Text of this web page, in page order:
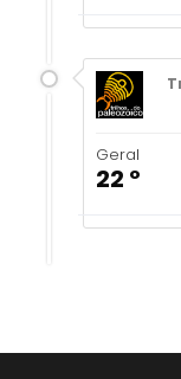
Geral
22 º